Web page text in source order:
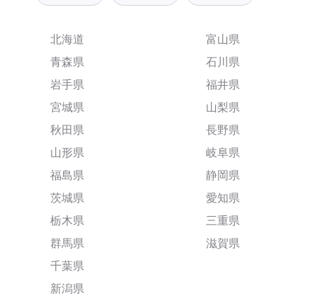
北海道
青森県
岩手県
宮城県
秋田県
山形県
福島県
茨城県
栃木県
群馬県
千葉県
新潟県
富山県
石川県
福井県
山梨県
長野県
岐阜県
静岡県
愛知県
三重県
滋賀県